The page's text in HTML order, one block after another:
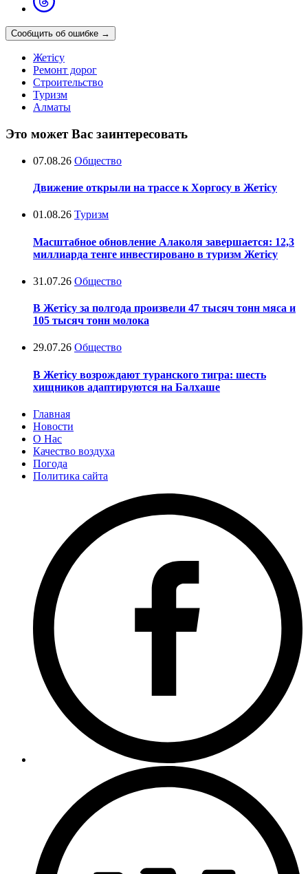
Сообщить об ошибке →
Жетісу
Ремонт дорог
Строительство
Туризм
Алматы
Это может Вас заинтересовать
07.08.26 Общество
Движение открыли на трассе к Хоргосу в Жетісу
01.08.26 Туризм
Масштабное обновление Алаколя завершается: 12,3
миллиарда тенге инвестировано в туризм Жетісу
31.07.26 Общество
В Жетісу за полгода произвели 47 тысяч тонн мяса и
105 тысяч тонн молока
29.07.26 Общество
В Жетісу возрождают туранского тигра: шесть
хищников адаптируются на Балхаше
Главная
Новости
О Нас
Качество воздуха
Погода
Политика сайта